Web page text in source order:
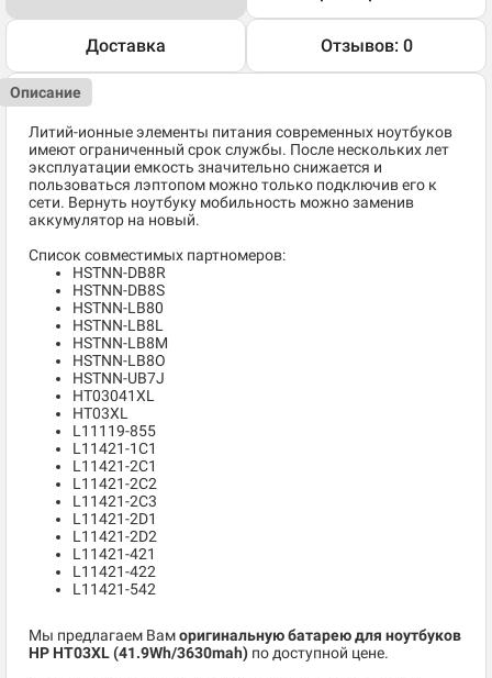
Доставка Отзывов: 0
Описание
Литий-ионные элементы питания современных ноутбуков
имеют ограниченный срок службы. После нескольких лет
эксплуатации емкость значительно снижается и
пользоваться лэптопом можно только подключив его к
сети. Вернуть ноутбуку мобильность можно заменив
аккумулятор на новый.
Список совместимых партномеров:
HSTNN-DB8R
HSTNN-DB8S
HSTNN-LB80
HSTNN-LB8L
HSTNN-LB8M
HSTNN-LB8O
HSTNN-UB7J
HT03041XL
HT03XL
L11119-855
L11421-1C1
L11421-2C1
L11421-2C2
L11421-2C3
L11421-2D1
L11421-2D2
L11421-421
L11421-422
L11421-542
Мы предлагаем Ваморигинальную батарею для ноутбуков
HP HT03XL (41.9Wh/3630mah) по доступной цене.